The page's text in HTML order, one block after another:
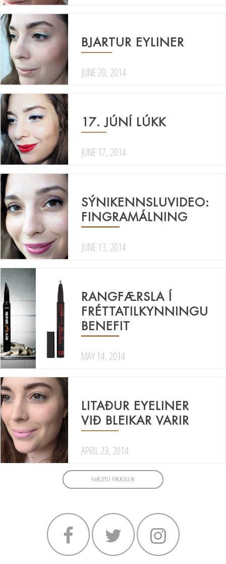
BJARTUR EYLINER
JUNE 20, 2014
17. JÚNÍ LÚKK
JUNE 17, 2014
SÝNIKENNSLUVIDEO:
FINGRAMÁLNING
JUNE 13, 2014
RANGFÆRSLA Í
FRÉTTATILKYNNINGU
BENEFIT
MAY 14, 2014
LITAÐUR EYELINER
VIÐ BLEIKAR VARIR
APRIL 23, 2014
NÆSTU FÆRSLUR